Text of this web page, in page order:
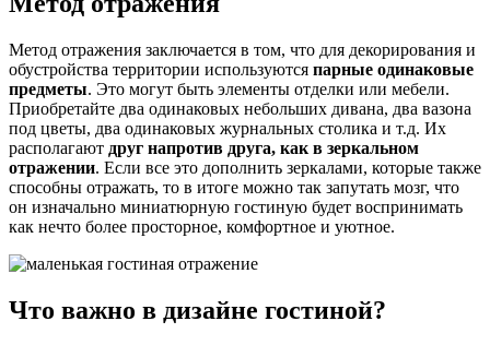
Метод отражения заключается в том, что для декорирования и
обустройства территории используются парные одинаковые
предметы. Это могут быть элементы отделки или мебели.
Приобретайте два одинаковых небольших дивана, два вазона
под цветы, два одинаковых журнальных столика и т.д. Их
располагают друг напротив друга, как в зеркальном
отражении. Если все это дополнить зеркалами, которые также
способны отражать, то в итоге можно так запутать мозг, что
он изначально миниатюрную гостиную будет воспринимать
как нечто более просторное, комфортное и уютное.
Что важно в дизайне гостиной?